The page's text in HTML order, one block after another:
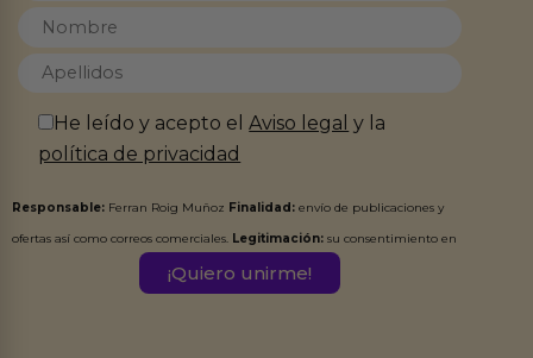
He leído y acepto elAviso legal y la
política de privacidad
Responsable: Ferran Roig Muñoz Finalidad: envío de publicaciones y
ofertas así como correos comerciales. Legitimación: su consentimiento en
Destinatarios:Ferran Roig Muñoz. Podrás ejercer tus